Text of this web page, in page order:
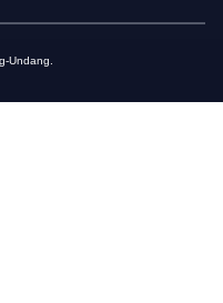
Undang.